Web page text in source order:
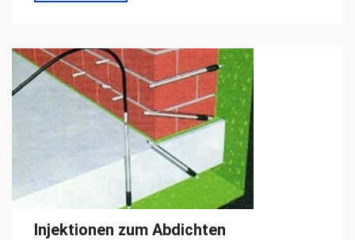
Injektionen zum Abdichten